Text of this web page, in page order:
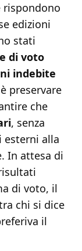
rispondono
edizioni
stati
di voto
indebite
preservare
che
, senza
esterni alla
In attesa di
di voto, il
chi si dice
il